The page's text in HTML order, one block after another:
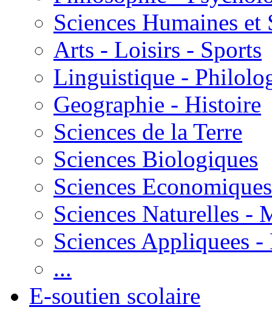
Sciences Humaines et
Arts - Loisirs - Sports
Linguistique -
Geographie - Histoire
Sciences de la Terre
Sciences Biologiques
Sciences Economiques
Sciences Naturelles -
Sciences Appliquees
...
E-soutien scolaire